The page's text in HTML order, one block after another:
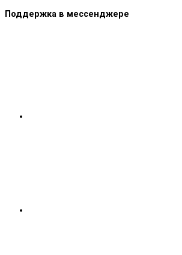
Поддержка в мессенджере